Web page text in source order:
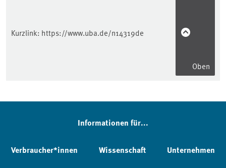
Kurzlink: https://www.uba.de/n14319de
Oben
Informationen für...
Verbraucher*innen Wissenschaft Unternehmen